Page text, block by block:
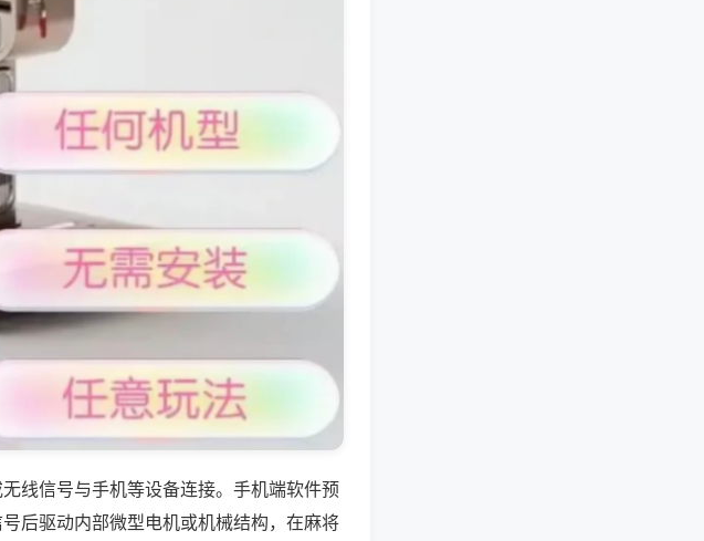
线信号与手机等设备连接。手机端软件预
后驱动内部微型电机或机械结构，在麻将